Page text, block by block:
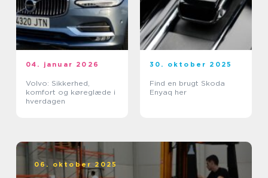
04. januar 2026
Volvo: Sikkerhed,
komfort og køreglæde i
hverdagen
30. oktober 2025
Find en brugt Skoda
Enyaq her
06. oktober 2025